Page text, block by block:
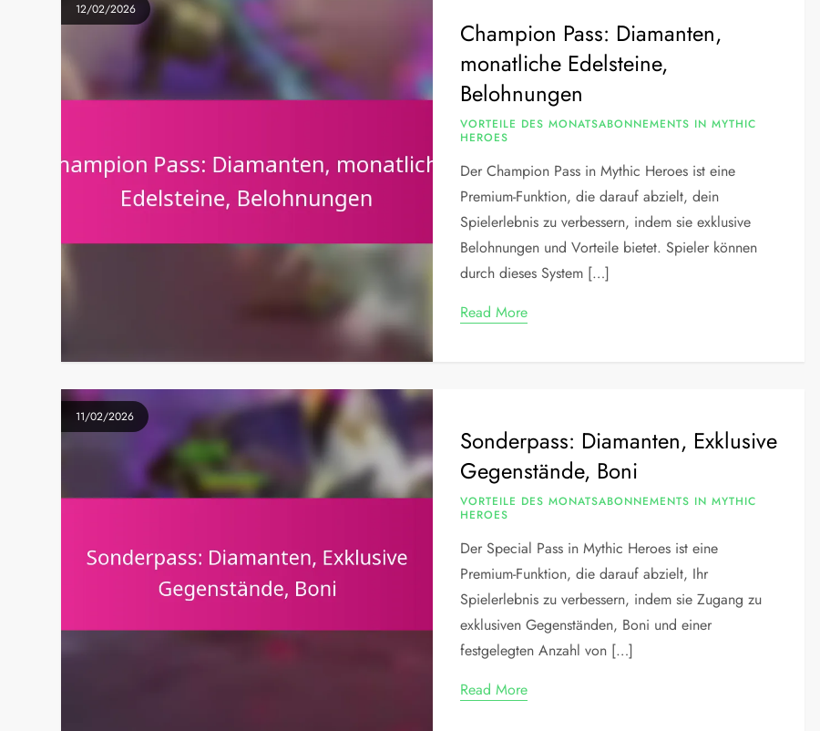
12/02/2026
Champion Pass: Diamanten,
monatliche Edelsteine,
Belohnungen
VORTEILE DES MONATSABONNEMENTS IN MYTHIC
HEROES
Der Champion Pass in Mythic Heroes ist eine
Premium-Funktion, die darauf abzielt, dein
Spielerlebnis zu verbessern, indem sie exklusive
Belohnungen und Vorteile bietet. Spieler können
durch dieses System […]
Read More
11/02/2026
Sonderpass: Diamanten, Exklusive
Gegenstände, Boni
VORTEILE DES MONATSABONNEMENTS IN MYTHIC
HEROES
Der Special Pass in Mythic Heroes ist eine
Premium-Funktion, die darauf abzielt, Ihr
Spielerlebnis zu verbessern, indem sie Zugang zu
exklusiven Gegenständen, Boni und einer
festgelegten Anzahl von […]
Read More